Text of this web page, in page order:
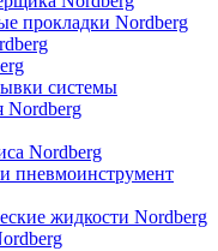
прокладки Nordberg
системы
Nordberg
Nordberg
пневмоинструмент
жидкости Nordberg